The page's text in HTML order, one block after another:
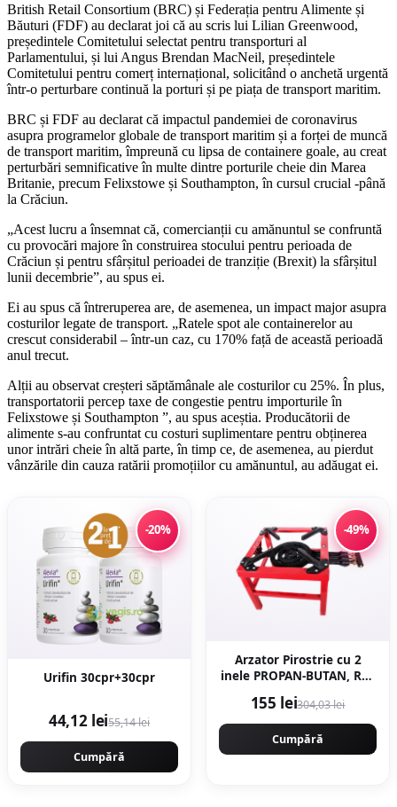
British Retail Consortium (BRC) și Federația pentru Alimente și
Băuturi (FDF) au declarat joi că au scris lui Lilian Greenwood,
președintele Comitetului selectat pentru transporturi al
Parlamentului, și lui Angus Brendan MacNeil, președintele
Comitetului pentru comerț internațional, solicitând o anchetă urgentă
într-o perturbare continuă la porturi și pe piața de transport maritim.
BRC și FDF au declarat că impactul pandemiei de coronavirus
asupra programelor globale de transport maritim și a forței de muncă
de transport maritim, împreună cu lipsa de containere goale, au creat
perturbări semnificative în multe dintre porturile cheie din Marea
Britanie, precum Felixstowe și Southampton, în cursul crucial -până
la Crăciun.
„Acest lucru a însemnat că, comercianții cu amănuntul se confruntă
cu provocări majore în construirea stocului pentru perioada de
Crăciun și pentru sfârșitul perioadei de tranziție (Brexit) la sfârșitul
lunii decembrie”, au spus ei.
Ei au spus că întreruperea are, de asemenea, un impact major asupra
costurilor legate de transport. „Ratele spot ale containerelor au
crescut considerabil – într-un caz, cu 170% față de această perioadă
anul trecut.
Alții au observat creșteri săptămânale ale costurilor cu 25%. În plus,
transportatorii percep taxe de congestie pentru importurile în
Felixstowe și Southampton ”, au spus aceștia. Producătorii de
alimente s-au confruntat cu costuri suplimentare pentru obținerea
unor intrări cheie în altă parte, în timp ce, de asemenea, au pierdut
vânzările din cauza ratării promoțiilor cu amănuntul, au adăugat ei.
-20%
Urifin 30cpr+30cpr
44,12 lei55,14 lei
Cumpără
-49%
Arzator Pirostrie cu 2
inele PROPAN-BUTAN, R02
B4195
155 lei304,03 lei
Cumpără